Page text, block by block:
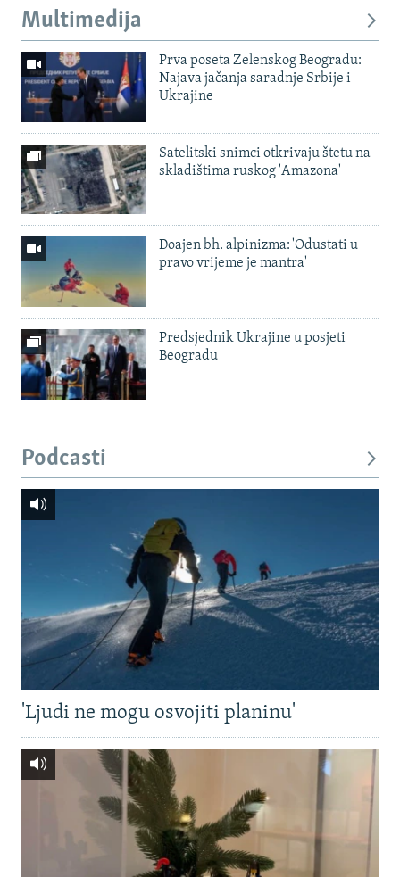
Multimedija
Prva poseta Zelenskog Beogradu:
Najava jačanja saradnje Srbije i
Ukrajine
Satelitski snimci otkrivaju štetu na
skladištima ruskog 'Amazona'
Doajen bh. alpinizma: 'Odustati u
pravo vrijeme je mantra'
Predsjednik Ukrajine u posjeti
Beogradu
Podcasti
'Ljudi ne mogu osvojiti planinu'